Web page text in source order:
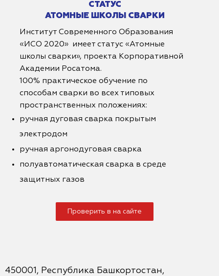
СТАТУС
АТОМНЫЕ ШКОЛЫ СВАРКИ
Институт Современного Образования
«ИСО 2020» имеет статус «Атомные
школы сварки», проекта Корпоративной
Академии Росатома.
100% практическое обучение по
способам сварки во всех типовых
пространственных положениях:
ручная дуговая сварка покрытым
электродом
ручная аргонодуговая сварка
полуавтоматическая сварка в среде
защитных газов
Проверить в на сайте
450001, Республика Башкортостан,